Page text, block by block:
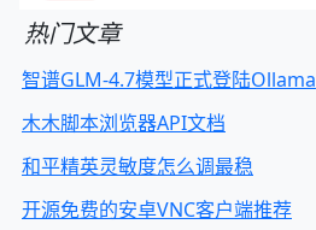
热门文章
智谱GLM-4.7模型正式登陆Ollama
木木脚本浏览器API文档
和平精英灵敏度怎么调最稳
开源免费的安卓VNC客户端推荐